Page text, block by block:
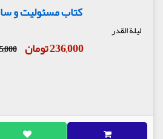
کتاب مسئولیت و
لیلة القدر
236,000 تومان